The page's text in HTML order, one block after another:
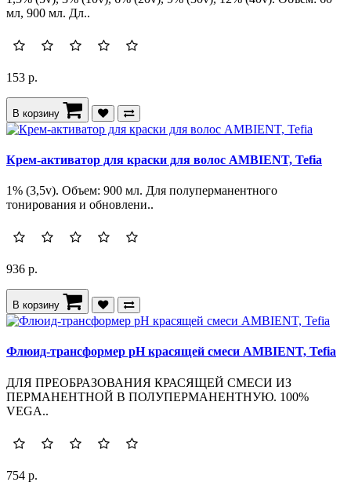
мл, 900 мл. Дл..
153 р.
В корзину
Крем-активатор для краски для волос AMBIENT, Tefia
1% (3,5v). Объем: 900 мл. Для полуперманентного
тонирования и обновлени..
936 р.
В корзину
Флюид-трансформер pH красящей смеси AMBIENT, Tefia
ДЛЯ ПРЕОБРАЗОВАНИЯ КРАСЯЩЕЙ СМЕСИ ИЗ
ПЕРМАНЕНТНОЙ В ПОЛУПЕРМАНЕНТНУЮ. 100%
VEGA..
754 р.